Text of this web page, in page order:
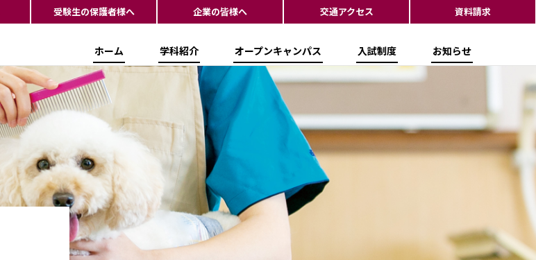
ホーム 学科紹介 オープンキャンパス 入試制度 お知らせ
受験生の保護者様へ 企業の皆様へ 交通アクセス 資料請求